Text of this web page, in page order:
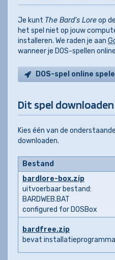
Je kunt The Bard's Loreop
het spel niet op jouw
installeren. We raden je aan
wanneer je DOS-spellen
DOS-spel online
Dit spel downloaden
Kies één van de
downloaden.
Bestand
bardlore-box.zip
uitvoerbaar bestand:
BARDWEB.BAT
configured for DOSBox
bardfree.zip
bevat installatieprogramma